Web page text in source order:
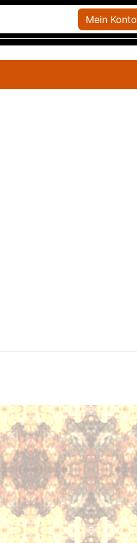
Mein Konto